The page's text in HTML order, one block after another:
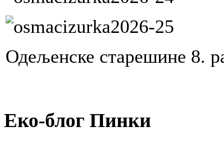
Одељенске старешине 8.
Еко-блог Пинки